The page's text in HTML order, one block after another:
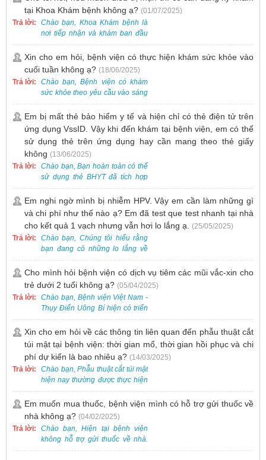
tại Khoa Khám bệnh không ạ? (01/07/2025)
Trả lời:
Chào bạn, Khoa Khám bệnh là
nơi tiếp nhận và khám ban đầu
cho tất cả các trường hợp, bao
gồm cả điều trị mụn. Vì vậy, bạn
cần đăng ký khám tại Khoa
Khám bệnh trước.
Xin cho em hỏi, bệnh viện có thực hiện khám sức khỏe vào
cuối tuần không ạ? (18/06/2025)
Trả lời:
Chào bạn, Bệnh viện có khám
sức khỏe theo yêu cầu vào sáng
thứ Bảy. Nếu bạn có nhu cầu, vui
lòng đặt lịch trước để được sắp
xếp thời gian phù hợp.
Em bị mất thẻ bảo hiểm y tế và hiện chỉ có thẻ điện tử trên
ứng dụng VssID. Vậy khi đến khám tại bệnh viện, em có thể
sử dụng thẻ trên ứng dụng hay cần mang theo thẻ giấy
không (13/06/2025)
Trả lời:
Chào bạn, Bạn hoàn toàn có thể
sử dụng thẻ BHYT đã tích hợp
trên ứng dụng VssID khi đến
khám và không cần mang theo
thẻ giấy.
Em nghi ngờ mình bị nhiễm HPV. Vậy em cần làm những gì
và chi phí như thế nào ạ? Em đã test que test nhanh tại nhà
cho kết quả 1 vạch nhưng vẫn hơi lo lắng ạ. (25/05/2025)
Trả lời:
Chào bạn, Chúng tôi hiểu rằng
bạn đang có những lo lắng về
nguy cơ nhiễm HPV. Tại Bệnh
viện Việt Nam - Thụy Điển Uông
Bí, chúng tôi cung cấp các dịch
vụ thăm khám và xét nghiệm
chuyên sâu để phát hiện sớm
HPV và tầm soát ung thư cổ tử
Cho mình hỏi bệnh viện có dịch vụ tiêm các mũi vắc-xin cho
trẻ dưới 2 tuổi không ạ? (05/04/2025)
Trả lời:
Chào bạn, Bệnh viện Việt Nam -
Thụy Điển Uông Bí hiện có triển
khai dịch vụ tiêm vắc-xin cho trẻ
dưới 2 tuổi.
Xin cho em hỏi về các thông tin liên quan đến phẫu thuật cắt
túi mật tại bệnh viện: thời gian mổ, thời gian hồi phục và chi
phí dự kiến là bao nhiêu ạ? (14/03/2025)
Trả lời:
Chào bạn, Phẫu thuật cắt túi mật
hiện nay thường được thực hiện
bằng phương pháp nội soi, đây
là một kỹ thuật ít xâm lấn, an toàn
và phổ biến.
Em muốn mua thuốc, bệnh viện mình có hỗ trợ gửi thuốc về
nhà không ạ? (04/02/2025)
Trả lời:
Chào bạn, Hiện tại bệnh viện
không hỗ trợ gửi thuốc về nhà.
Việc cấp phát thuốc tại bệnh viện